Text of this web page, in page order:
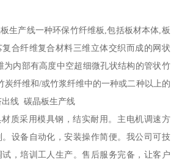
生产线一种环保竹纤维板,包括板材本体,板
合纤维复合材料三维立体交织而成的网状
为内部有高度中空超细微孔状结构的管状竹
炭纤维和/或竹浆纤维中的一种或二种以上的
出线 碳晶板生产线
质采用模具钢，结实耐用。主电机调速方
设备自动化，安装操作简便。我公司可技
，培训工人生产。售后服务完备，让客户